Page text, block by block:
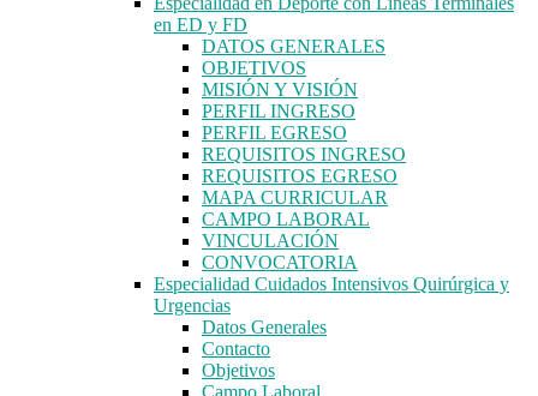
en ED y FD
DATOS GENERALES
OBJETIVOS
MISIÓN Y VISIÓN
PERFIL INGRESO
PERFIL EGRESO
REQUISITOS INGRESO
REQUISITOS EGRESO
MAPA CURRICULAR
CAMPO LABORAL
VINCULACIÓN
CONVOCATORIA
Especialidad Cuidados Intensivos Quirúrgica y
Urgencias
Datos Generales
Contacto
Objetivos